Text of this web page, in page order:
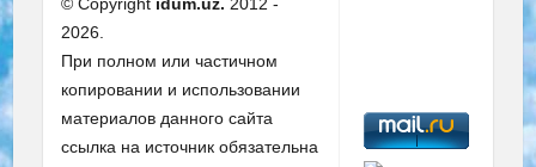
2026.
При полном или частичном
копировании и использовании
материалов данного сайта
ссылка на источник обязательна